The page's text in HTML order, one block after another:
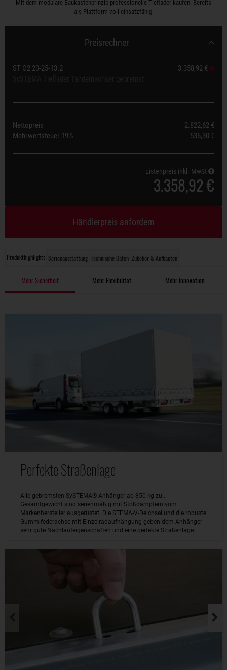
Mit dem modulare Baukastenprinzip professionelle Tieflader kaufen. Bereits
als Plattform voll einsatzfähig.
Produkthighlights Serienausstattung Technische Daten Zubehör & Aufbauten
Mehr Sicherheit Mehr Flexibilität Mehr Innovation
Perfekte Straßenlage
Alle gebremsten SySTEMA® Anhänger ab 850 kg zul.
Gesamtgewicht sind serienmäßig mit Stoßdämpfern vom
Markenhersteller ausgerüstet. Die STEMA-V-Deichsel und die robuste
Gummifederachse mit Einzelradaufhängung geben dem Anhänger
sehr gute Nachlaufeigenschaften und eine perfekte Straßenlage.
Preisrechner
ST O2 20-25-13.2
3.358,92 €
Nettopreis
2.822,62 €
Mehrwertsteuer 19% 536,30 €
Listenpreis inkl. MwSt
3.358,92 €
Händlerpreis anfordern